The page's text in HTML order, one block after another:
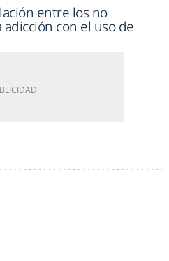
entre los no
con el uso de